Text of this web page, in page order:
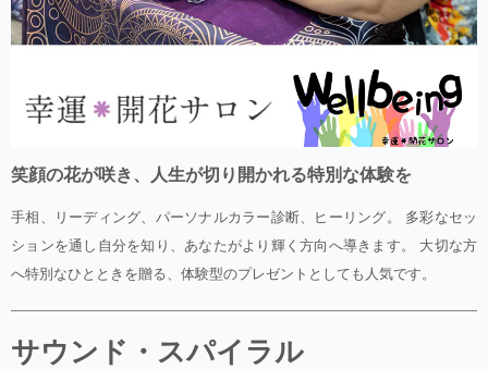
笑顔の花が咲き、人生が切り開かれる特別な体験を
手相、リーディング、パーソナルカラー診断、ヒーリング。 多彩なセッ
ションを通し自分を知り、あなたがより輝く方向へ導きます。 大切な方
へ特別なひとときを贈る、体験型のプレゼントとしても人気です。
サウンド・スパイラル